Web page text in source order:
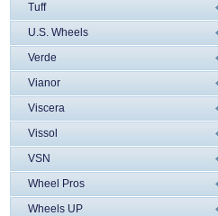
Tuff
U.S. Wheels
Verde
Vianor
Viscera
Vissol
VSN
Wheel Pros
Wheels UP